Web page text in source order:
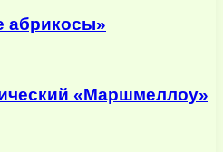
абрикосы»
«Маршмеллоу»